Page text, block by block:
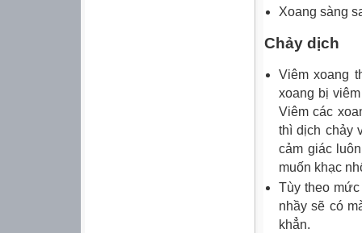
Xoang sàng
Chảy dịch
Viêm xoang
xoang bị
Viêm các
thì dịch chảy
cảm giác
muốn khạc
Tùy theo
nhầy sẽ có
khẳn.